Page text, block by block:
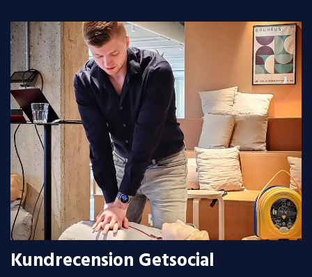
Kundrecension Getsocial